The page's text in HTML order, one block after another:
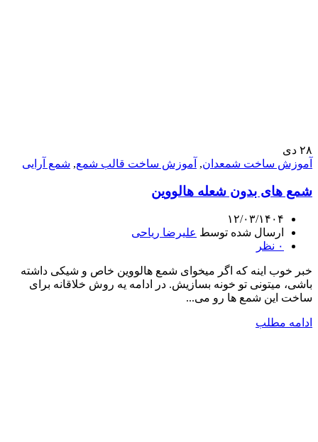
۲۸ دی
آموزش ساخت شمعدان, آموزش ساخت قالب شمع, شمع آرایی
شمع های بدون شعله هالووین
۱۲/۰۳/۱۴۰۴
ارسال شده توسط علیرضا ریاحی
۰ نظر
خبر خوب اینه که اگر میخوای شمع هالووین خاص و شیکی داشته
باشی، میتونی تو خونه بسازیش. در ادامه یه روش خلاقانه برای
ساخت این شمع ها رو می...
ادامه مطلب